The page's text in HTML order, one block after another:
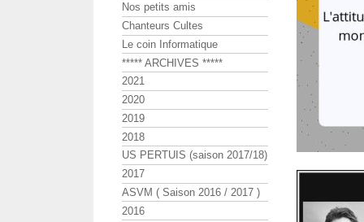
Nos petits amis
Chanteurs Cultes
Le coin Informatique
***** ARCHIVES *****
2021
2020
2019
2018
US PERTUIS (saison 2017/18)
2017
ASVM ( Saison 2016 / 2017 )
2016